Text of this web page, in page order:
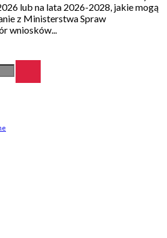
lub na lata 2026-2028, jakie mogą
z Ministerstwa Spraw
wniosków...